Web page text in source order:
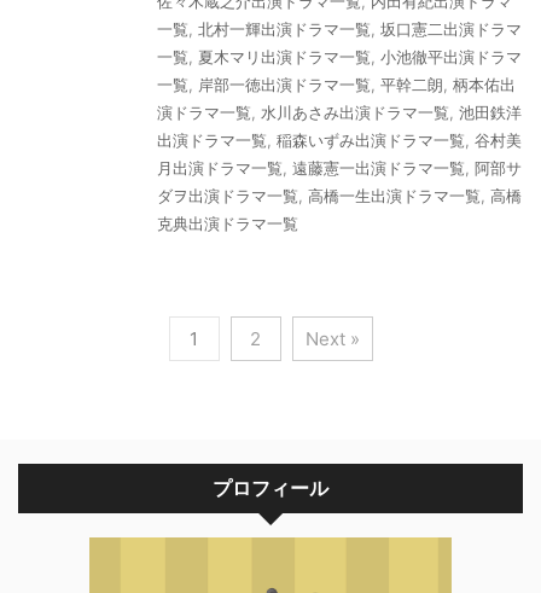
一覧 北村一輝出演ドラマ一覧 坂口憲二出演ドラマ
一覧
夏木マリ出演ドラマ一覧 小池徹平出演ドラマ
一覧
岸部一徳出演ドラマ一覧 平幹二朗 柄本佑出
演ドラマ一覧
水川あさみ出演ドラマ一覧 池田鉄洋
出演ドラマ一覧 稲森いずみ出演ドラマ一覧 谷村美
月出演ドラマ一覧 遠藤憲一出演ドラマ一覧 阿部サ
ダヲ出演ドラマ一覧 高橋一生出演ドラマ一覧 高橋
克典出演ドラマ一覧
1 2 Next »
プロフィール